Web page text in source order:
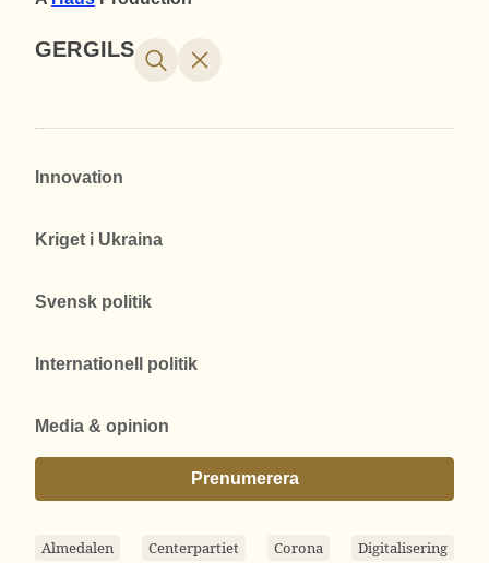
GERGILS
Innovation
Kriget i Ukraina
Svensk politik
Internationell politik
Media & opinion
Prenumerera
Almedalen Centerpartiet Corona Digitalisering